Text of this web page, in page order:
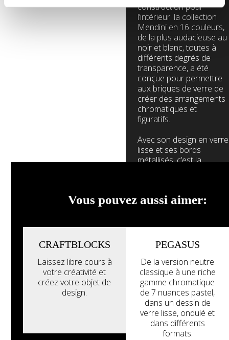
construction pour
l’intérieur: la collection
Mendini en 16 couleurs,
de la plus audacieuse au
noir et blanc, toutes à
différents degrés de
transparence, a été
conçue pour permettre
aux briques de verre de
créer des arrangements
chromatiques et
figuratifs.
Avec son design en verre
lisse et ses bords
métallisés, c’est la
de personnalité et de
Voir tous les
Explorez la
galerie
Vous pouvez aussi aimer:
CRAFTBLOCKS
Laissez libre cours à
votre créativité et
créez votre objet de
design.
PEGASUS
De la version neutre
classique à une riche
gamme chromatique
de 7 nuances pastel,
dans un dessin de
verre lisse, ondulé et
dans différents
formats.